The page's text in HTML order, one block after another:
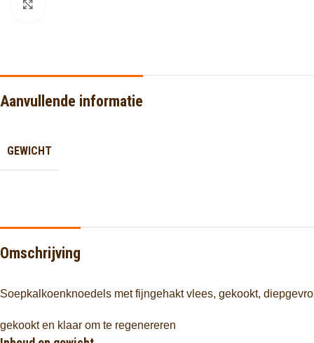
Aanvullende informatie
GEWICHT
Omschrijving
Soepkalkoenknoedels met fijngehakt vlees, gekookt,
gekookt en klaar om te regenereren